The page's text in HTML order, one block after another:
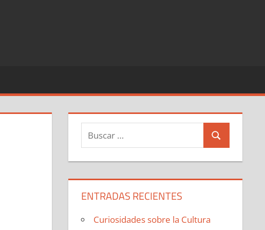
Buscar:
Buscar
ENTRADAS RECIENTES
Curiosidades sobre la Cultura